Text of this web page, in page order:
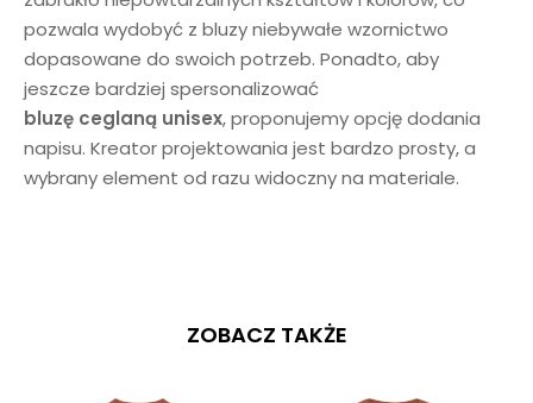
pozwala wydobyć z bluzy niebywałe wzornictwo
dopasowane do swoich potrzeb. Ponadto, aby
jeszcze bardziej spersonalizować
bluzę ceglaną unisex, proponujemy opcję dodania
napisu. Kreator projektowania jest bardzo prosty, a
wybrany element od razu widoczny na materiale.
ZOBACZ TAKŻE